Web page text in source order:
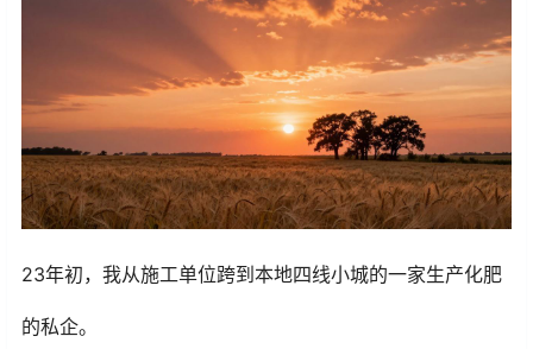
23年初，我从施工单位跨到本地四线小城的一家生产化肥
的私企。